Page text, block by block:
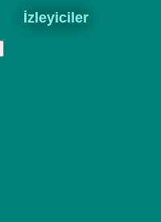
İzleyiciler